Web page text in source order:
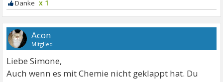
x 1
Acon
Mitglied
Liebe Simone,
Auch wenn es mit Chemie nicht geklappt hat. Du